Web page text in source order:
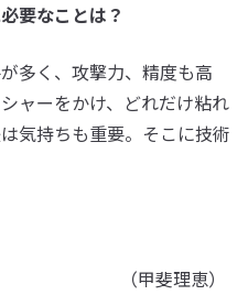
要なことは？
多く、攻撃力、精度も高
ャーをかけ、どれだけ粘れ
気持ちも重要。そこに技術
（甲斐理恵）